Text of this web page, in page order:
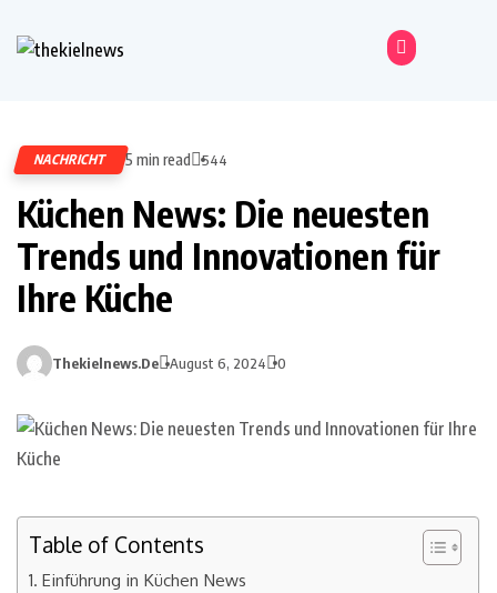
NACHRICHT 5 min read 544
Küchen News: Die neuesten
Trends und Innovationen für
Ihre Küche
Thekielnews.de August 6, 2024 0
Table of Contents
Einführung in Küchen News